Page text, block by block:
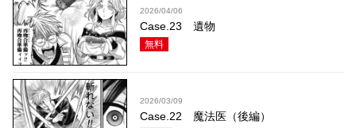
2026/04/06
Case.23 遺物
無料
2026/03/09
Case.22 魔法医（後編）